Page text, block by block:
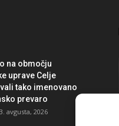
na območju
uprave Celje
tako imenovano
prevaro
3. avgusta, 2026